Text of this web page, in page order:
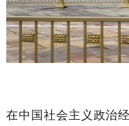
在中国社会主义政治